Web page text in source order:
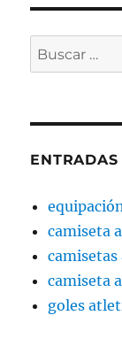
Buscar
por:
ENTRADAS
camiseta
camiseta
goles